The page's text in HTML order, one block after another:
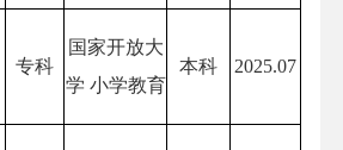
专科
国家开放大
学 小学教育
本科 2025.07